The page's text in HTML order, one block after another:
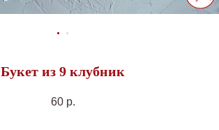
Букет из 9 клубник
60 р.